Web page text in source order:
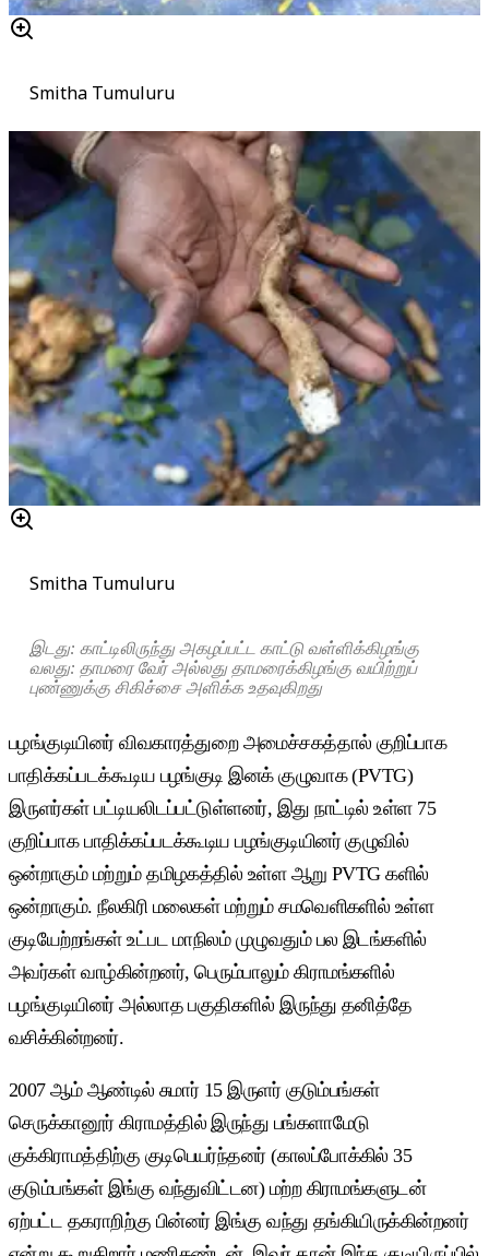
Smitha Tumuluru
Smitha Tumuluru
இடது: காட்டிலிருந்து அகழப்பட்ட காட்டு வள்ளிக்கிழங்கு
வலது: தாமரை வேர் அல்லது தாமரைக்கிழங்கு வயிற்றுப்
புண்ணுக்கு சிகிச்சை அளிக்க உதவுகிறது
பழங்குடியினர் விவகாரத்துறை அமைச்சகத்தால் குறிப்பாக
பாதிக்கப்படக்கூடிய பழங்குடி இனக் குழுவாக (PVTG)
இருளர்கள் பட்டியலிடப்பட்டுள்ளனர், இது நாட்டில் உள்ள 75
குறிப்பாக பாதிக்கப்படக்கூடிய பழங்குடியினர் குழுவில்
ஒன்றாகும் மற்றும் தமிழகத்தில் உள்ள ஆறு PVTG களில்
ஒன்றாகும். நீலகிரி மலைகள் மற்றும் சமவெளிகளில் உள்ள
குடியேற்றங்கள் உட்பட மாநிலம் முழுவதும் பல இடங்களில்
அவர்கள் வாழ்கின்றனர், பெரும்பாலும் கிராமங்களில்
பழங்குடியினர் அல்லாத பகுதிகளில் இருந்து தனித்தே
வசிக்கின்றனர்.
2007 ஆம் ஆண்டில் சுமார் 15 இருளர் குடும்பங்கள்
செருக்கானூர் கிராமத்தில் இருந்து பங்களாமேடு
குக்கிராமத்திற்கு குடிபெயர்ந்தனர் (காலப்போக்கில் 35
குடும்பங்கள் இங்கு வந்துவிட்டன) மற்ற கிராமங்களுடன்
ஏற்பட்ட தகராறிற்கு பின்னர் இங்கு வந்து தங்கியிருக்கின்றனர்